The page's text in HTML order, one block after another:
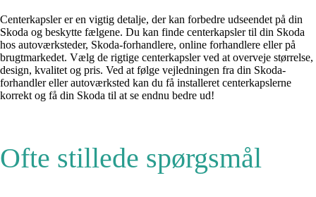
Centerkapsler er en vigtig detalje, der kan forbedre udseendet på din
Skoda og beskytte fælgene. Du kan finde centerkapsler til din Skoda
hos autoværksteder, Skoda-forhandlere, online forhandlere eller på
brugtmarkedet. Vælg de rigtige centerkapsler ved at overveje størrelse,
design, kvalitet og pris. Ved at følge vejledningen fra din Skoda-
forhandler eller autoværksted kan du få installeret centerkapslerne
korrekt og få din Skoda til at se endnu bedre ud!
Ofte stillede spørgsmål